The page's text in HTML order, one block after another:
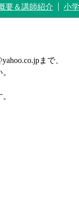
要＆講師紹介 小
まで、